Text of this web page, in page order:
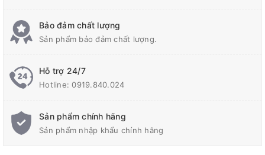
Bảo đảm chất lượng
Sản phẩm bảo đảm chất lượng.
Hỗ trợ 24/7
Hotline:0919.840.024
Sản phẩm chính hãng
Sản phẩm nhập khẩu chính hãng